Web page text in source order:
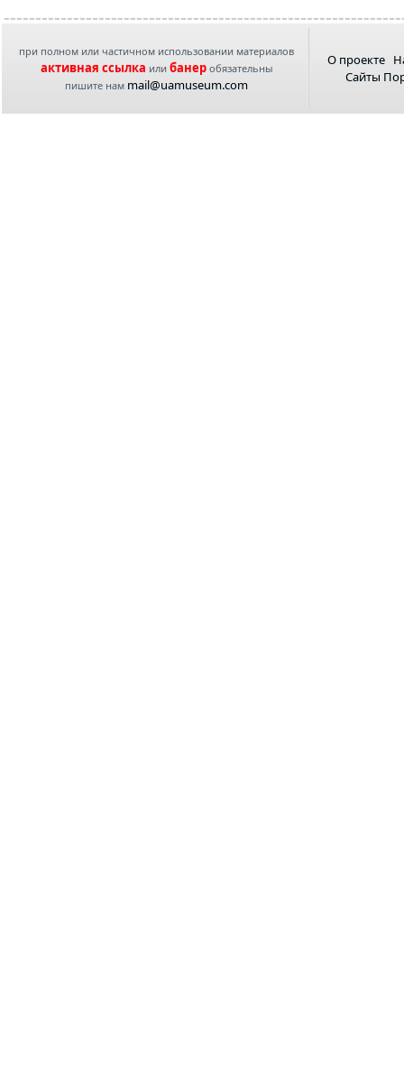
при полном или частичном использовании материалов
активная ссылка или банеробязательны
пишите нам mail@uamuseum.com
О проекте
Сайты